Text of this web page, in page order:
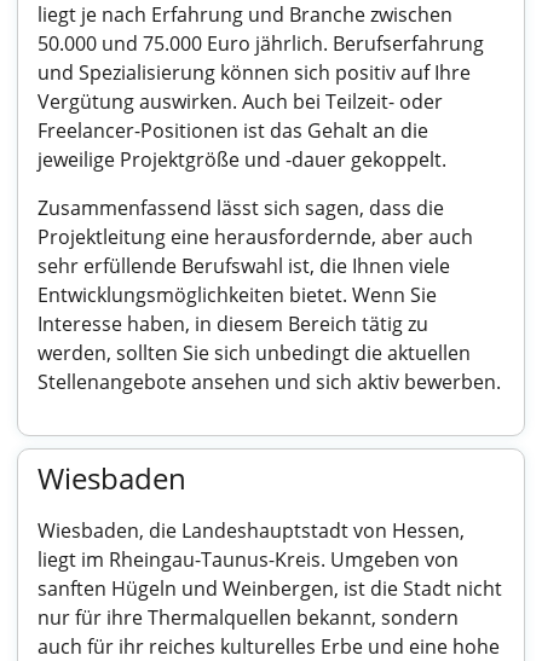
liegt je nach Erfahrung und Branche zwischen
50.000 und 75.000 Euro jährlich. Berufserfahrung
und Spezialisierung können sich positiv auf Ihre
Vergütung auswirken. Auch bei Teilzeit- oder
Freelancer-Positionen ist das Gehalt an die
jeweilige Projektgröße und -dauer gekoppelt.
Zusammenfassend lässt sich sagen, dass die
Projektleitung eine herausfordernde, aber auch
sehr erfüllende Berufswahl ist, die Ihnen viele
Entwicklungsmöglichkeiten bietet. Wenn Sie
Interesse haben, in diesem Bereich tätig zu
werden, sollten Sie sich unbedingt die aktuellen
Stellenangebote ansehen und sich aktiv bewerben.
Wiesbaden
Wiesbaden, die Landeshauptstadt von Hessen,
liegt im Rheingau-Taunus-Kreis. Umgeben von
sanften Hügeln und Weinbergen, ist die Stadt nicht
nur für ihre Thermalquellen bekannt, sondern
auch für ihr reiches kulturelles Erbe und eine hohe